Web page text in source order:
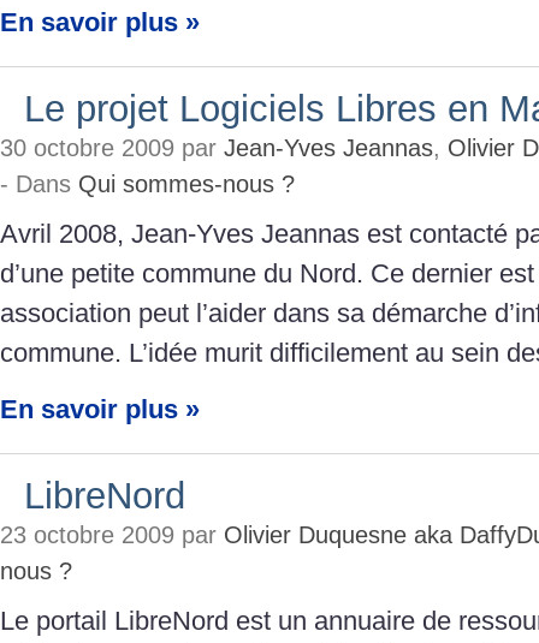
En savoir plus »
Le projet Logiciels Libres en
30 octobre 2009 par Jean-Yves Jeannas, Olivier
- Dans Qui sommes-nous ?
Avril 2008, Jean-Yves Jeannas est contacté
d’une petite commune du Nord. Ce dernier
association peut l’aider dans sa démarche
commune. L’idée murit difficilement au sein
En savoir plus »
LibreNord
23 octobre 2009 par Olivier Duquesne aka
nous ?
Le portail LibreNord est un annuaire de